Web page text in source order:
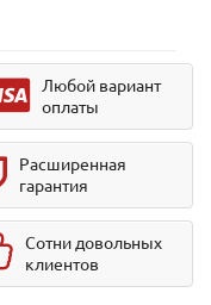
Любой вариант
оплаты
Расширенная
гарантия
Сотни довольных
клиентов